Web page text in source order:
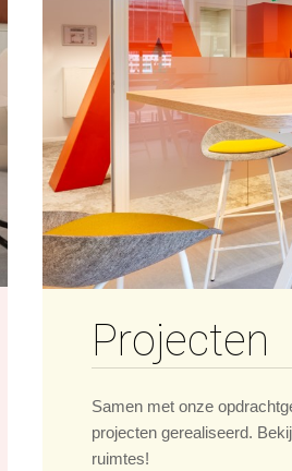
Projecten
Samen met onze
projecten gerealiseerd.
ruimtes!